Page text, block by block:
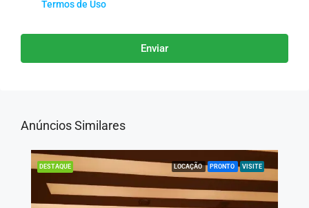
Termos de Uso
Enviar
Anúncios Similares
DESTAQUE LOCAÇÃO PRONTO VISITE